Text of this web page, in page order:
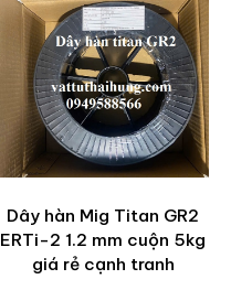
Dây hàn Mig Titan GR2
ERTi-2 1.2 mm cuộn 5kg
giá rẻ cạnh tranh